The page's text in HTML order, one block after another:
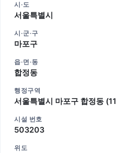
시·도
서울특별시
시·군·구
마포구
읍·면·동
합정동
행정구역
서울특별시 마포구 합정동
시설 번호
503203
위도